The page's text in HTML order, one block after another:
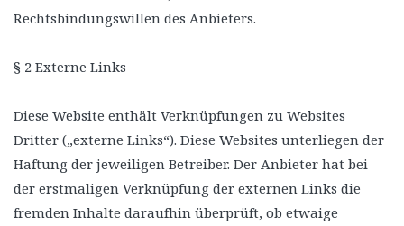
Rechtsbindungswillen des Anbieters.
§ 2 Externe Links
Diese Website enthält Verknüpfungen zu Websites
Dritter („externe Links“). Diese Websites unterliegen der
Haftung der jeweiligen Betreiber. Der Anbieter hat bei
der erstmaligen Verknüpfung der externen Links die
fremden Inhalte daraufhin überprüft, ob etwaige